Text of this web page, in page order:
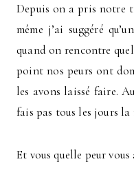
Depuis on a pris notre
même j’ai suggéré
quand on rencontre
point nos peurs ont
les avons laissé faire.
fais pas tous les jours la
Et vous quelle peur vous